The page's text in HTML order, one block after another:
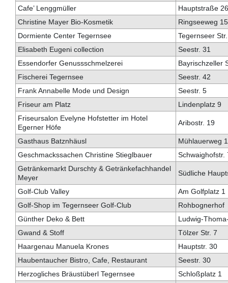
Cafe’ Lenggmüller
Hauptstraße 26
Christine Mayer Bio-Kosmetik
Ringseeweg 15
Dormiente Center Tegernsee
Tegernseer
Elisabeth Eugeni collection
Seestr. 31
Essendorfer Genussschmelzerei
Bayrischzeller
Fischerei Tegernsee
Seestr. 42
Frank Annabelle Mode und Design
Seestr. 5
Friseur am Platz
Lindenplatz 9
Friseursalon Evelyne Hofstetter im Hotel
Egerner Höfe
Aribostr. 19
Gasthaus Batznhäusl
Mühlauerweg 1
Geschmackssachen Christine Stieglbauer
Schwaighofstr.
Getränkemarkt Durschty & Getränkefachhandel
Meyer
Südliche
Golf-Club Valley
Am Golfplatz 1
Golf-Shop im Tegernseer Golf-Club
Rohbognerhof
Günther Deko & Bett
Ludwig-
Gwand & Stoff
Tölzer Str. 7
Haargenau Manuela Krones
Hauptstr. 30
Haubentaucher Bistro, Cafe, Restaurant
Seestr. 30
Herzogliches Bräustüberl Tegernsee
Schloßplatz 1